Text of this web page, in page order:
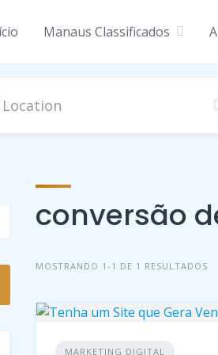
Manaus Classificados
conversão
MOSTRANDO 1-1 DE 1 RESULTADOS
MARKETING DIGITAL